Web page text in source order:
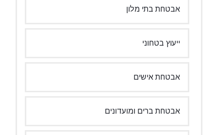
אבטחת בתי מלון
ייעוץ בטחוני
אבטחת אישים
אבטחת ברים ומועדונים